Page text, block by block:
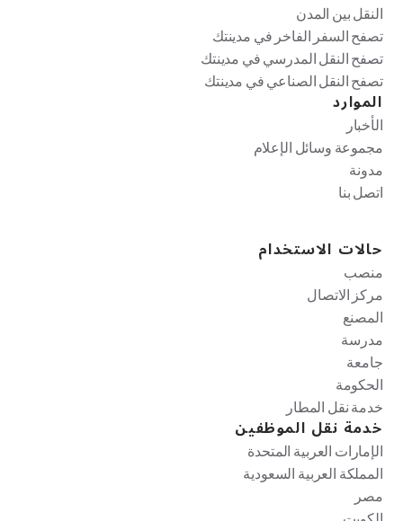
النقل بين المدن
تصفح السفر الفاخر في مدينتك
تصفح النقل المدرسي في مدينتك
تصفح النقل الصناعي في مدينتك
الموارد
الأخبار
مجموعة وسائل الإعلام
مدونة
اتصل بنا
حالات الاستخدام
منصب
مركز الاتصال
المصنع
مدرسة
جامعة
الحكومة
خدمة نقل المطار
خدمة نقل الموظفين
الإمارات العربية المتحدة
المملكة العربية السعودية
مصر